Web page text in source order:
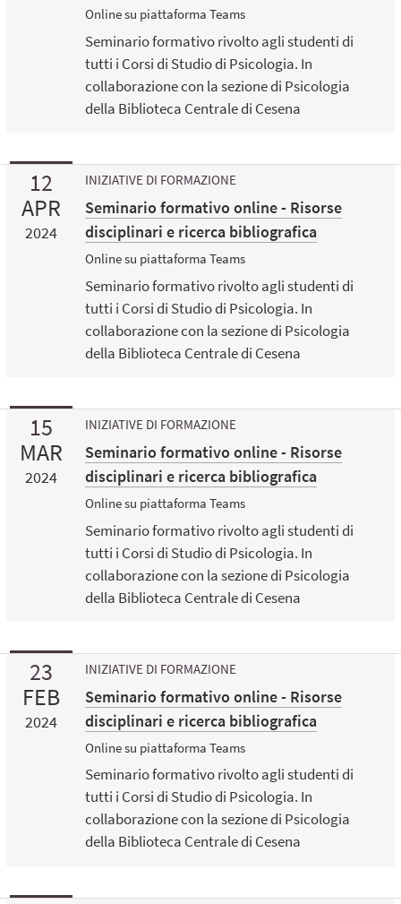
Online su piattaforma Teams
Seminario formativo rivolto agli studenti di
tutti i Corsi di Studio di Psicologia. In
collaborazione con la sezione di Psicologia
della Biblioteca Centrale di Cesena
12
APR
2024
INIZIATIVE DI FORMAZIONE
Seminario formativo online - Risorse
disciplinari e ricerca bibliografica
Online su piattaforma Teams
Seminario formativo rivolto agli studenti di
tutti i Corsi di Studio di Psicologia. In
collaborazione con la sezione di Psicologia
della Biblioteca Centrale di Cesena
15
MAR
2024
INIZIATIVE DI FORMAZIONE
Seminario formativo online - Risorse
disciplinari e ricerca bibliografica
Online su piattaforma Teams
Seminario formativo rivolto agli studenti di
tutti i Corsi di Studio di Psicologia. In
collaborazione con la sezione di Psicologia
della Biblioteca Centrale di Cesena
23
FEB
2024
INIZIATIVE DI FORMAZIONE
Seminario formativo online - Risorse
disciplinari e ricerca bibliografica
Online su piattaforma Teams
Seminario formativo rivolto agli studenti di
tutti i Corsi di Studio di Psicologia. In
collaborazione con la sezione di Psicologia
della Biblioteca Centrale di Cesena